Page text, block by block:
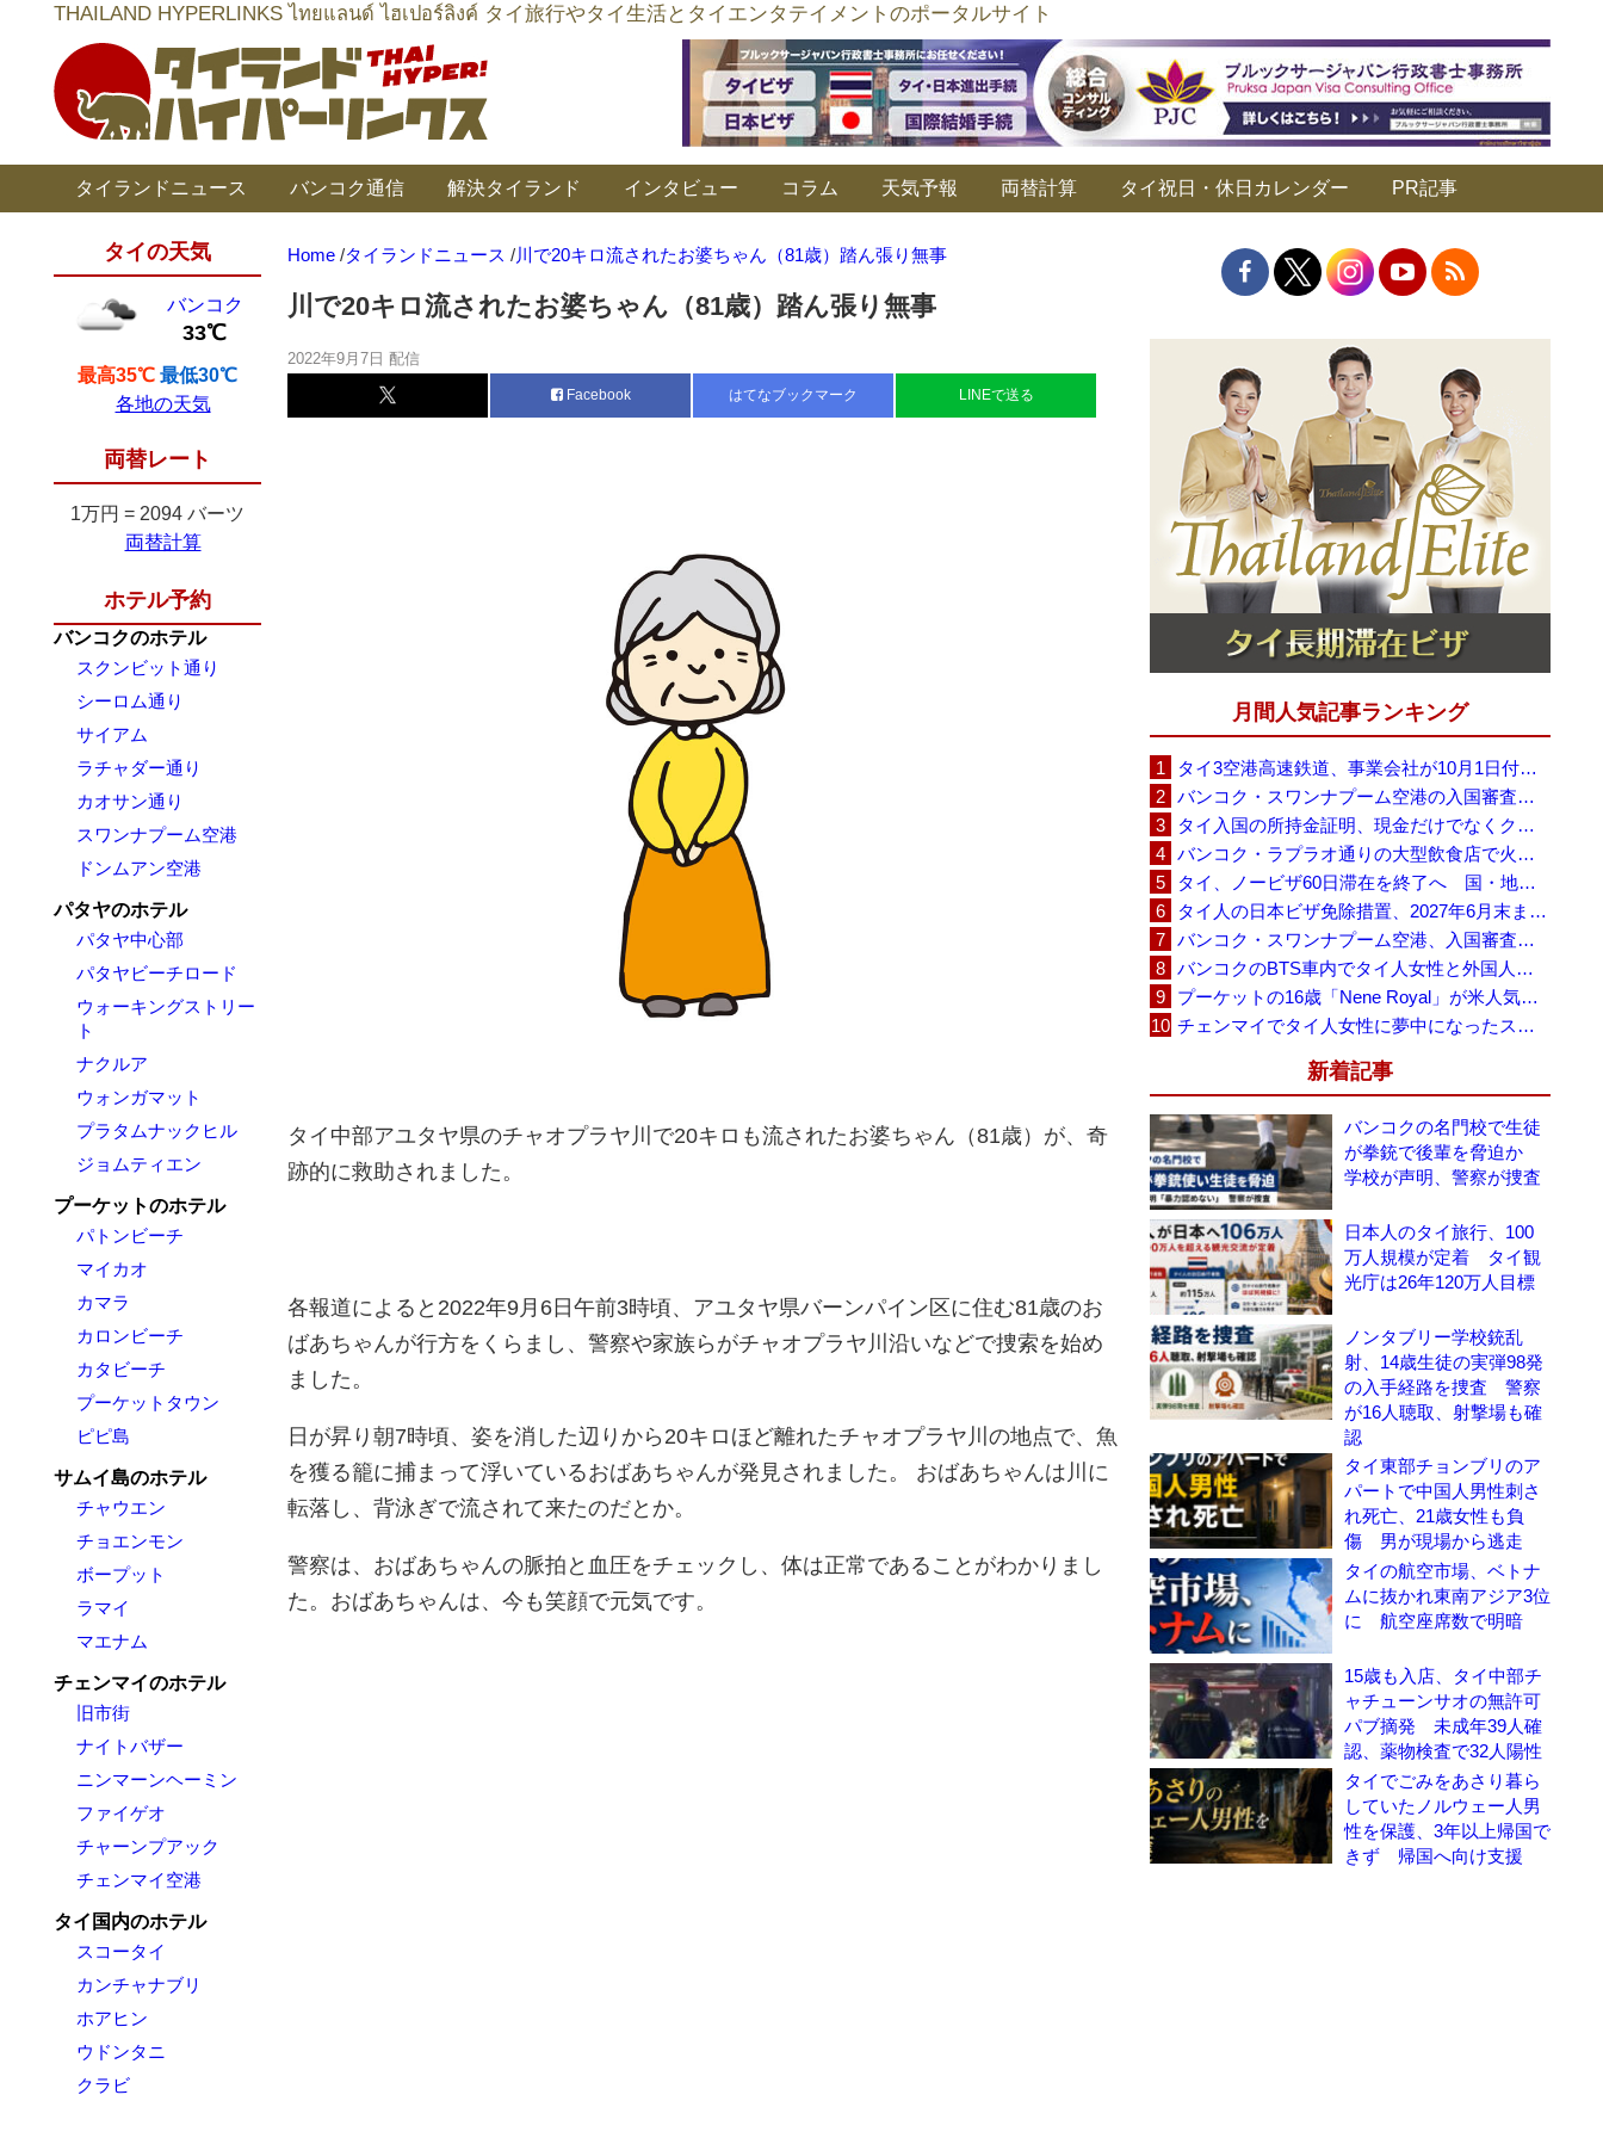
THAILAND HYPERLINKS ไทยแลนด์ ไฮเปอร์ลิงค์ タイ旅行やタイ生活とタイエンタテイメントのポータルサイト
タイランドニュース バンコク通信 解決タイランド インタビュー コラム 天気予報 両替計算 タイ祝日・休日カレンダー PR記事
タイの天気
バンコク
33℃
最高35℃ 最低30℃
各地の天気
両替レート
1万円 = 2094 バーツ
両替計算
ホテル予約
バンコクのホテル
スクンビット通り
シーロム通り
サイアム
ラチャダー通り
カオサン通り
スワンナプーム空港
ドンムアン空港
パタヤのホテル
パタヤ中心部
パタヤビーチロード
ウォーキングストリー
ト
ナクルア
ウォンガマット
プラタムナックヒル
ジョムティエン
プーケットのホテル
パトンビーチ
マイカオ
カマラ
カロンビーチ
カタビーチ
プーケットタウン
ピピ島
サムイ島のホテル
チャウエン
チョエンモン
ボープット
ラマイ
マエナム
チェンマイのホテル
旧市街
ナイトバザー
ニンマーンヘーミン
ファイゲオ
チャーンプアック
チェンマイ空港
タイ国内のホテル
スコータイ
カンチャナブリ
ホアヒン
ウドンタニ
クラビ
Home /タイランドニュース /川で20キロ流されたお婆ちゃん（81歳）踏ん張り無事
川で20キロ流されたお婆ちゃん（81歳）踏ん張り無事
2022年9月7日 配信
Facebook はてなブックマーク LINEで送る
タイ中部アユタヤ県のチャオプラヤ川で20キロも流されたお婆ちゃん（81歳）が、奇
跡的に救助されました。
各報道によると2022年9月6日午前3時頃、アユタヤ県バーンパイン区に住む81歳のお
ばあちゃんが行方をくらまし、警察や家族らがチャオプラヤ川沿いなどで捜索を始め
ました。
日が昇り朝7時頃、姿を消した辺りから20キロほど離れたチャオプラヤ川の地点で、魚
を獲る籠に捕まって浮いているおばあちゃんが発見されました。 おばあちゃんは川に
転落し、背泳ぎで流されて来たのだとか。
警察は、おばあちゃんの脈拍と血圧をチェックし、体は正常であることがわかりまし
た。おばあちゃんは、今も笑顔で元気です。
月間人気記事ランキング
タイ3空港高速鉄道、事業会社が10月1日付の契約終了を通知 「現時点での撤退決定ではない」
バンコク・スワンナプーム空港の入国審査に長蛇の列、SNSで「3～4時間待ち」との投稿が拡散
タイ入国の所持金証明、現金だけでなくクレジットカードや銀行明細も提示可能
バンコク・ラプラオ通りの大型飲食店で火災、27人死亡・多数負傷
タイ、ノービザ60日滞在を終了へ 国・地域別に30日・15日へ再編
タイ人の日本ビザ免除措置、2027年6月末まで延長 不安広がる中でひとまず安堵
バンコク・スワンナプーム空港、入国審査で2～3時間待ちの時間帯も 審査厳格化と人員不足が影響か
バンコクのBTS車内でタイ人女性と外国人学生グループが口論、騒音めぐる動画が拡散
プーケットの16歳「Nene Royal」が米人気番組で圧巻の演奏、審査員4人全員が「Yes」
チェンマイでタイ人女性に夢中になったスウェーデン人男性、全財産を失い捨てられる
新着記事
バンコクの名門校で生徒
が拳銃で後輩を脅迫か
学校が声明、警察が捜査
日本人のタイ旅行、100
万人規模が定着 タイ観
光庁は26年120万人目標
ノンタブリー学校銃乱
射、14歳生徒の実弾98発
の入手経路を捜査 警察
が16人聴取、射撃場も確
認
タイ東部チョンブリのア
パートで中国人男性刺さ
れ死亡、21歳女性も負
傷 男が現場から逃走
タイの航空市場、ベトナ
ムに抜かれ東南アジア3位
に 航空座席数で明暗
15歳も入店、タイ中部チ
ャチューンサオの無許可
パブ摘発 未成年39人確
認、薬物検査で32人陽性
タイでごみをあさり暮ら
していたノルウェー人男
性を保護、3年以上帰国で
きず 帰国へ向け支援